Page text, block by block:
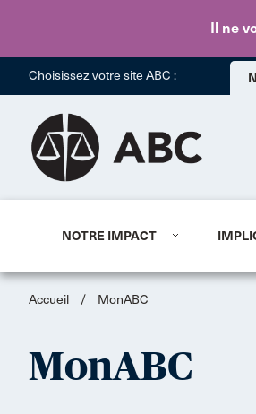
Il ne
Choisissez votre site ABC :
NOTRE IMPACT
Accueil / MonABC
MonABC